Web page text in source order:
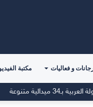
و فعاليات مكتبة
متنوعة